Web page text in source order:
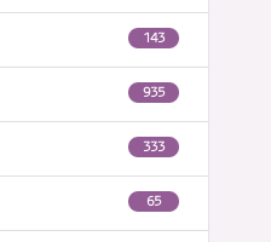
143
935
333
65